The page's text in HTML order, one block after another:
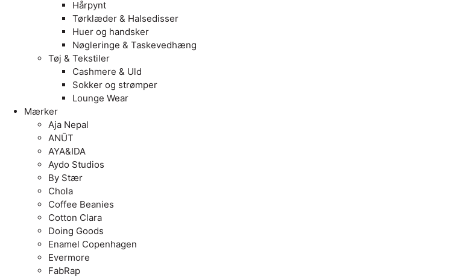
Hårpynt
Tørklæder & Halsedisser
Huer og handsker
Nøgleringe & Taskevedhæng
Tøj & Tekstiler
Cashmere & Uld
Sokker og strømper
Lounge Wear
Mærker
Aja Nepal
ANŪT
AYA&IDA
Aydo Studios
By Stær
Chola
Coffee Beanies
Cotton Clara
Doing Goods
Enamel Copenhagen
Evermore
FabRap